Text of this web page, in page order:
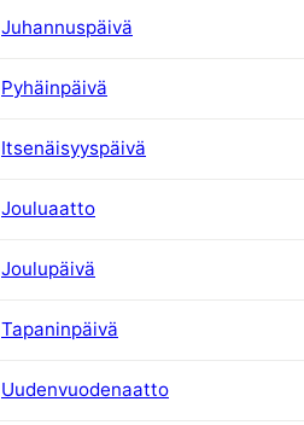
Juhannuspäivä
Pyhäinpäivä
Itsenäisyyspäivä
Jouluaatto
Joulupäivä
Tapaninpäivä
Uudenvuodenaatto